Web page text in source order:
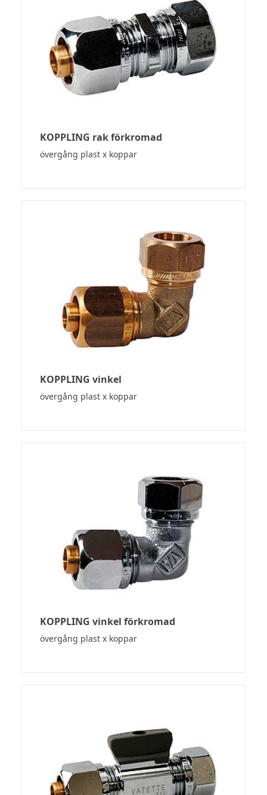
KOPPLING rak förkromad
övergång plast x koppar
KOPPLING vinkel
övergång plast x koppar
KOPPLING vinkel förkromad
övergång plast x koppar